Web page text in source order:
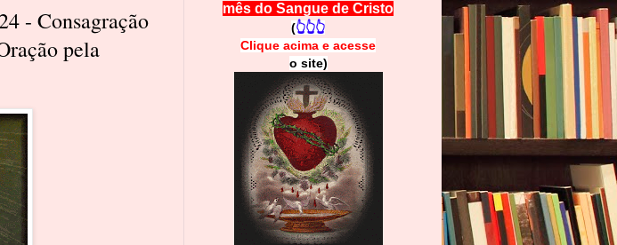
- Consagração
pela
mês do Sangue de Cristo
(👆👆👆
Clique acima e acesse
o site)